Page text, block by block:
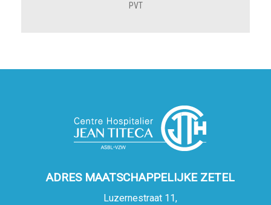
PVT
ADRES MAATSCHAPPELIJKE ZETEL
Luzernestraat 11,